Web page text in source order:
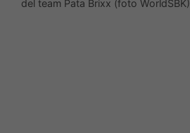
del team Pata Brixx (foto WorldSBK)